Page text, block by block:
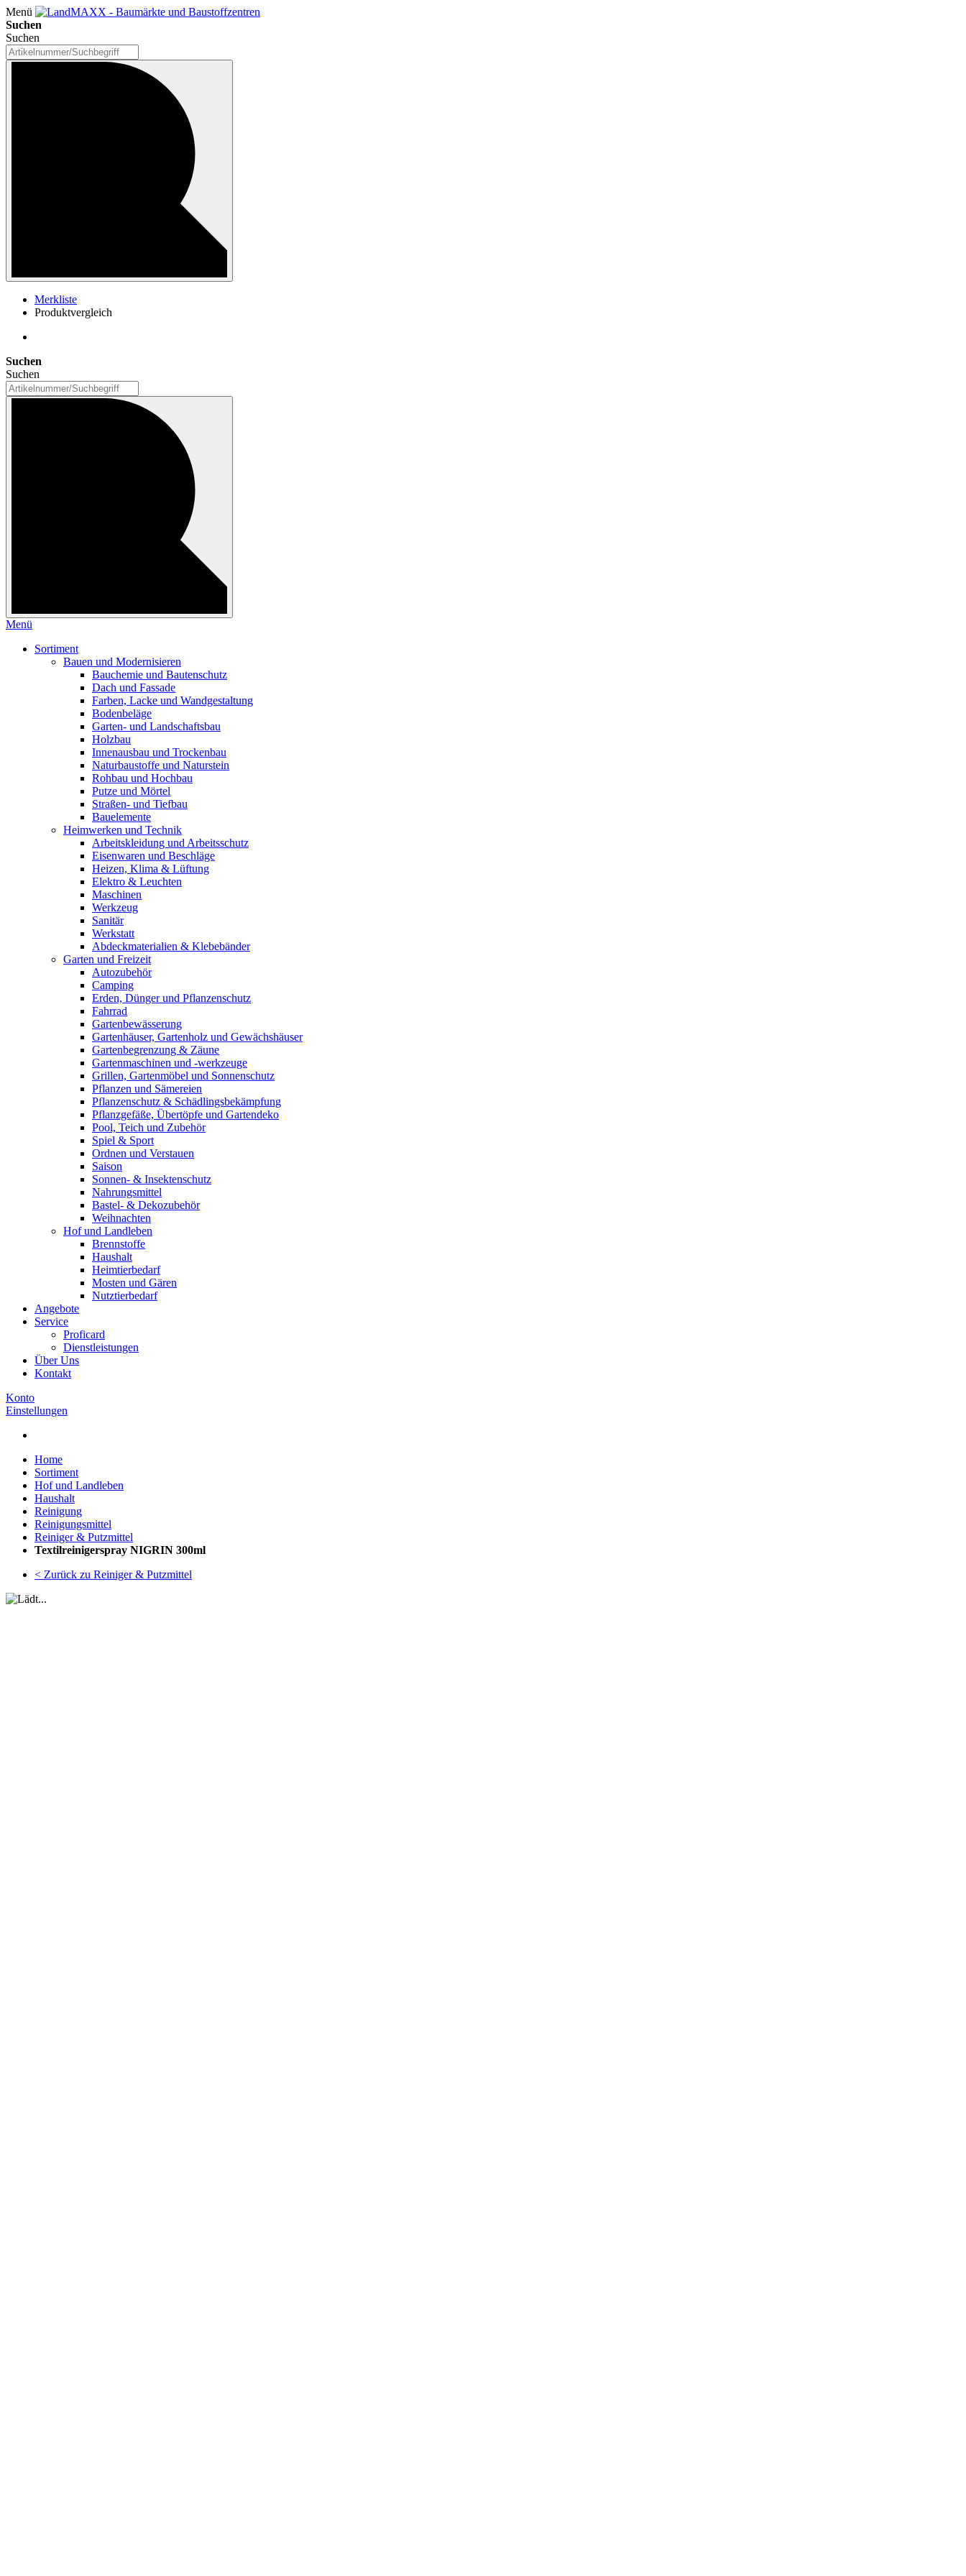
Menü
Suchen
Suchen
Merkliste
Produktvergleich
Suchen
Suchen
Menü
Sortiment
Bauen und Modernisieren
Bauchemie und Bautenschutz
Dach und Fassade
Farben, Lacke und Wandgestaltung
Bodenbeläge
Garten- und Landschaftsbau
Holzbau
Innenausbau und Trockenbau
Naturbaustoffe und Naturstein
Rohbau und Hochbau
Putze und Mörtel
Straßen- und Tiefbau
Bauelemente
Heimwerken und Technik
Arbeitskleidung und Arbeitsschutz
Eisenwaren und Beschläge
Heizen, Klima & Lüftung
Elektro & Leuchten
Maschinen
Werkzeug
Sanitär
Werkstatt
Abdeckmaterialien & Klebebänder
Garten und Freizeit
Autozubehör
Camping
Erden, Dünger und Pflanzenschutz
Fahrrad
Gartenbewässerung
Gartenhäuser, Gartenholz und Gewächshäuser
Gartenbegrenzung & Zäune
Gartenmaschinen und -werkzeuge
Grillen, Gartenmöbel und Sonnenschutz
Pflanzen und Sämereien
Pflanzenschutz & Schädlingsbekämpfung
Pflanzgefäße, Übertöpfe und Gartendeko
Pool, Teich und Zubehör
Spiel & Sport
Ordnen und Verstauen
Saison
Sonnen- & Insektenschutz
Nahrungsmittel
Bastel- & Dekozubehör
Weihnachten
Hof und Landleben
Brennstoffe
Haushalt
Heimtierbedarf
Mosten und Gären
Nutztierbedarf
Angebote
Service
Proficard
Dienstleistungen
Über Uns
Kontakt
Konto
Einstellungen
Home
Sortiment
Hof und Landleben
Haushalt
Reinigung
Reinigungsmittel
Reiniger & Putzmittel
Textilreinigerspray NIGRIN 300ml
< Zurück zu Reiniger & Putzmittel